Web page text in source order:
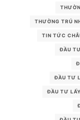
THƯỜNG TRÚ
TIN TỨC
ĐẦU
ĐẦU TƯ
ĐẦU TƯ